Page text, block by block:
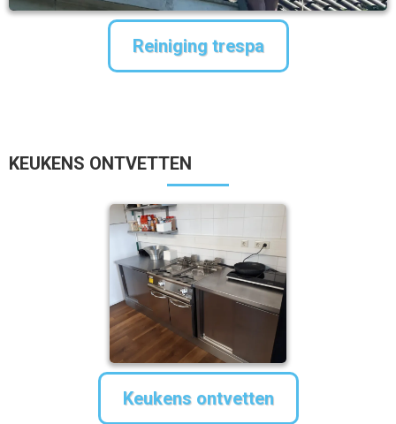
Reiniging trespa
KEUKENS ONTVETTEN
Keukens ontvetten